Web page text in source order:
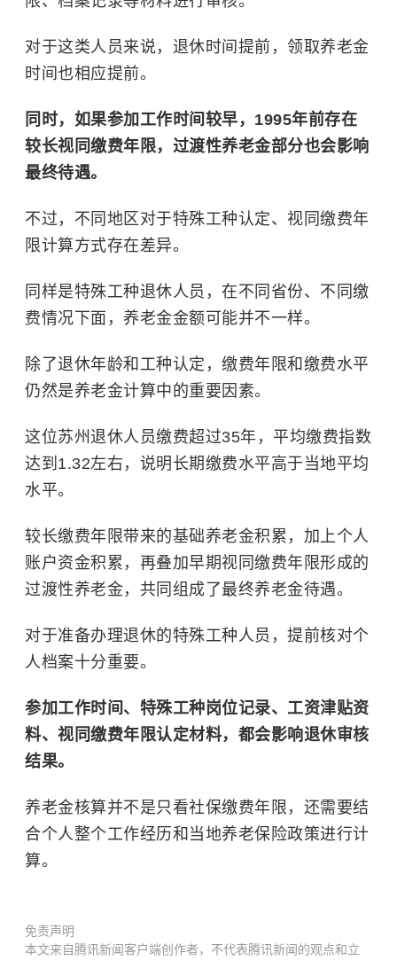
对于这类人员来说，退休时间提前，领取养老金
时间也相应提前。
同时，如果参加工作时间较早，1995年前存在
较长视同缴费年限，过渡性养老金部分也会影响
最终待遇。
不过，不同地区对于特殊工种认定、视同缴费年
限计算方式存在差异。
同样是特殊工种退休人员，在不同省份、不同缴
费情况下面，养老金金额可能并不一样。
除了退休年龄和工种认定，缴费年限和缴费水平
仍然是养老金计算中的重要因素。
这位苏州退休人员缴费超过35年，平均缴费指数
达到1.32左右，说明长期缴费水平高于当地平均
水平。
较长缴费年限带来的基础养老金积累，加上个人
账户资金积累，再叠加早期视同缴费年限形成的
过渡性养老金，共同组成了最终养老金待遇。
对于准备办理退休的特殊工种人员，提前核对个
人档案十分重要。
参加工作时间、特殊工种岗位记录、工资津贴资
料、视同缴费年限认定材料，都会影响退休审核
结果。
养老金核算并不是只看社保缴费年限，还需要结
合个人整个工作经历和当地养老保险政策进行计
算。
免责声明
本文来自腾讯新闻客户端创作者，不代表腾讯新闻的观点和立